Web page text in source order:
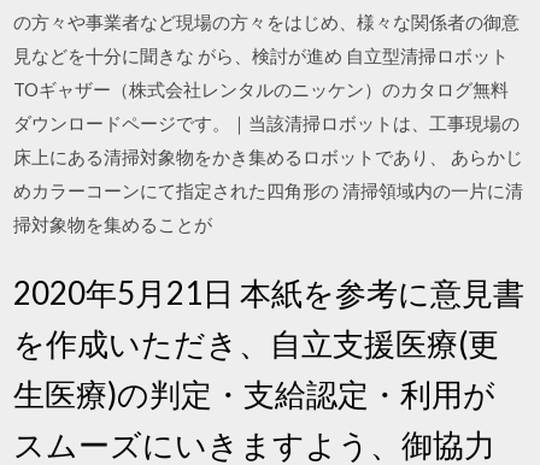
の方々や事業者など現場の方々をはじめ、様々な関係者の御意
見などを十分に聞きな がら、検討が進め 自立型清掃ロボット
TOギャザー（株式会社レンタルのニッケン）のカタログ無料
ダウンロードページです。｜当該清掃ロボットは、工事現場の
床上にある清掃対象物をかき集めるロボットであり、 あらかじ
めカラーコーンにて指定された四角形の 清掃領域内の一片に清
掃対象物を集めることが
2020年5月21日 本紙を参考に意見書
を作成いただき、自立支援医療(更
生医療)の判定・支給認定・利用が
スムーズにいきますよう、御協力